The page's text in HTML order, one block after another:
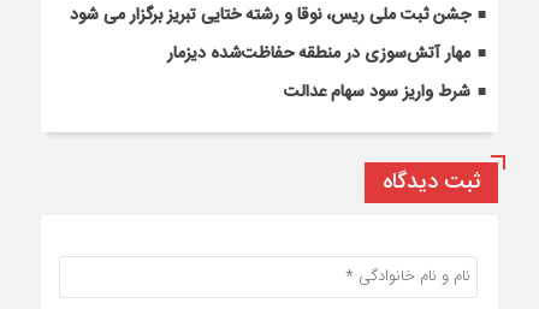
جشن ثبت ملی ریس، نوقا و رشته ختایی تبریز برگزار می شود
مهار آتش‌سوزی در منطقه حفاظت‌شده دیزمار
شرط واریز سود سهام عدالت
ثبت دیدگاه